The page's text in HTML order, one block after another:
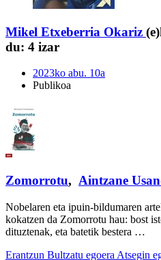
Mikel Etxeberria Okariz
du: 4 izar
2023ko abu. 10a
Publikoa
Zomorrotu, Aintzane
Nobelaren eta ipuin-bildumaren
kokatzen da Zomorrotu hau: bost
dituztenak, eta batetik bestera …
Erantzun Bultzatu egoera Atsegin